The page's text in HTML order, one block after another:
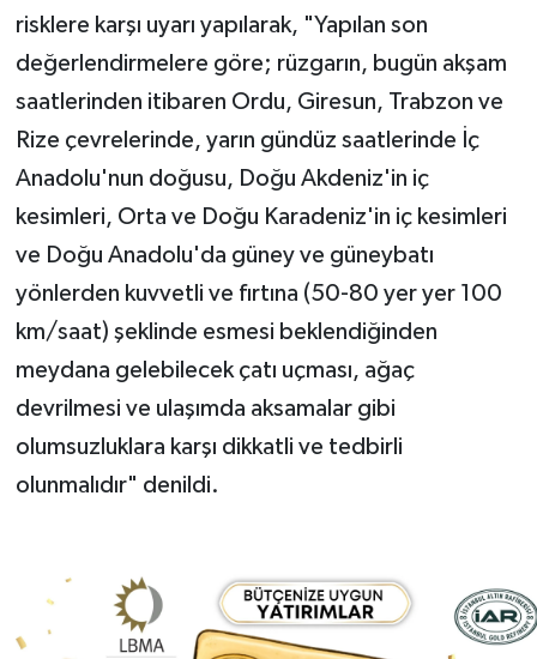
risklere karşı uyarı yapılarak, "Yapılan son
değerlendirmelere göre; rüzgarın, bugün akşam
saatlerinden itibaren Ordu, Giresun, Trabzon ve
Rize çevrelerinde, yarın gündüz saatlerinde İç
Anadolu'nun doğusu, Doğu Akdeniz'in iç
kesimleri, Orta ve Doğu Karadeniz'in iç kesimleri
ve Doğu Anadolu'da güney ve güneybatı
yönlerden kuvvetli ve fırtına (50-80 yer yer 100
km/saat) şeklinde esmesi beklendiğinden
meydana gelebilecek çatı uçması, ağaç
devrilmesi ve ulaşımda aksamalar gibi
olumsuzluklara karşı dikkatli ve tedbirli
olunmalıdır" denildi.